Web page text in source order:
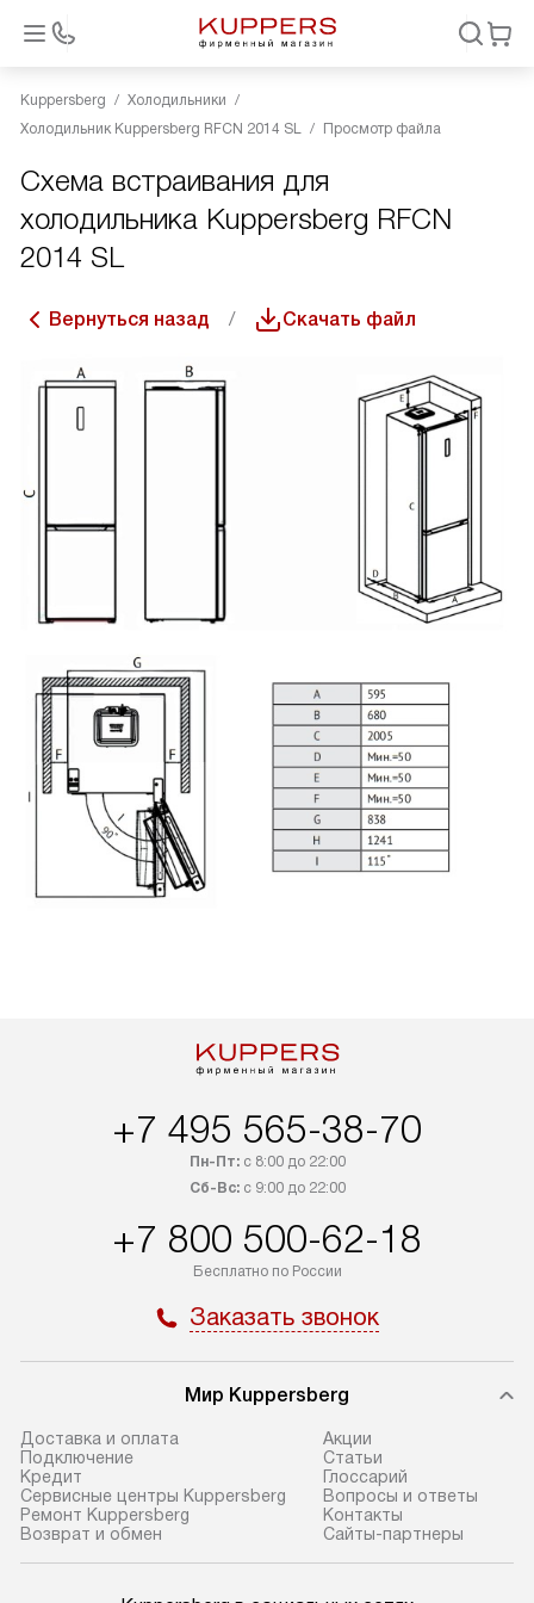
Kuppersberg
Холодильники
Холодильник Kuppersberg RFCN 2014 SL
Просмотр файла
Схема встраивания для
холодильника Kuppersberg RFCN
2014 SL
Вернуться назад Скачать файл
+7 495 565-38-70
Пн-Пт:с 8:00 до 22:00
Сб-Вс:с 9:00 до 22:00
+7 800 500-62-18
Бесплатно по России
Заказать звонок
Мир Kuppersberg
Доставка и оплата
Подключение
Кредит
Сервисные центры Kuppersberg
Ремонт Kuppersberg
Возврат и обмен
Акции
Cтатьи
Глоссарий
Вопросы и ответы
Контакты
Сайты-партнеры